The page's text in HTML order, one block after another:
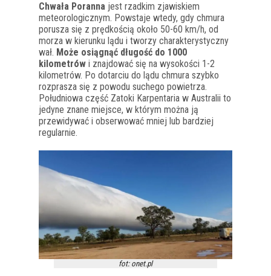
Chwała Poranna jest rzadkim zjawiskiem
meteorologicznym. Powstaje wtedy, gdy chmura
porusza się z prędkością około 50-60 km/h, od
morza w kierunku lądu i tworzy charakterystyczny
wał. Może osiągnąć długość do 1000
kilometrów i znajdować się na wysokości 1-2
kilometrów. Po dotarciu do lądu chmura szybko
rozprasza się z powodu suchego powietrza.
Południowa część Zatoki Karpentaria w Australii to
jedyne znane miejsce, w którym można ją
przewidywać i obserwować mniej lub bardziej
regularnie.
fot: onet.pl